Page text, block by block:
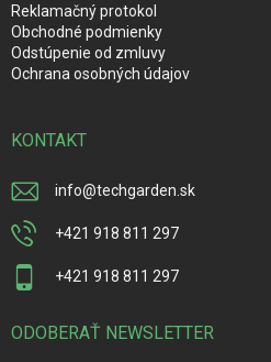
Reklamačný protokol
Obchodné podmienky
Odstúpenie od zmluvy
Ochrana osobných údajov
KONTAKT
info@techgarden.sk
+421 918 811 297
+421 918 811 297
ODOBERAŤ NEWSLETTER